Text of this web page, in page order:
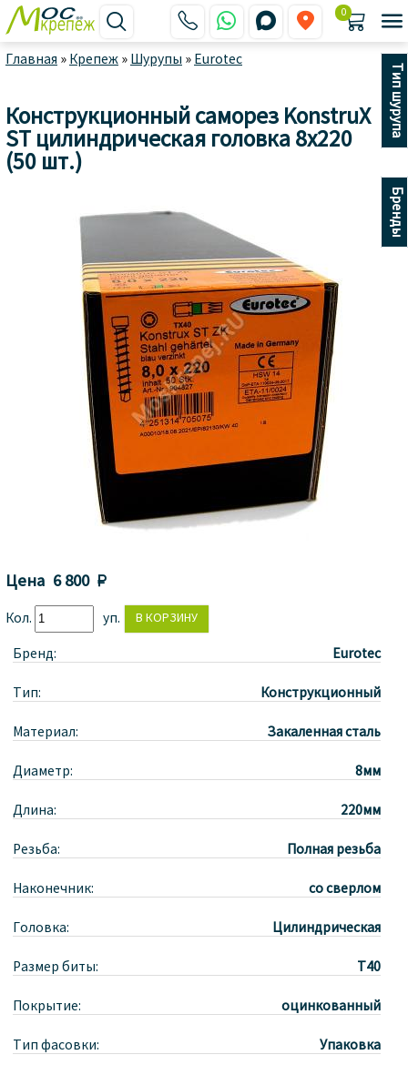
    
0 
Главная » Крепеж » Шурупы » Eurotec
Тип шурупа
Бренды
Конструкционный саморез KonstruX
ST цилиндрическая головка 8x220
(50 шт.)
Цена 6 800 
Кол. уп.
Бренд: Eurotec
Тип: Конструкционный
Материал: Закаленная сталь
Диаметр: 8мм
Длина: 220мм
Резьба: Полная резьба
Наконечник: со сверлом
Головка: Цилиндрическая
Размер биты: T40
Покрытие: оцинкованный
Тип фасовки: Упаковка